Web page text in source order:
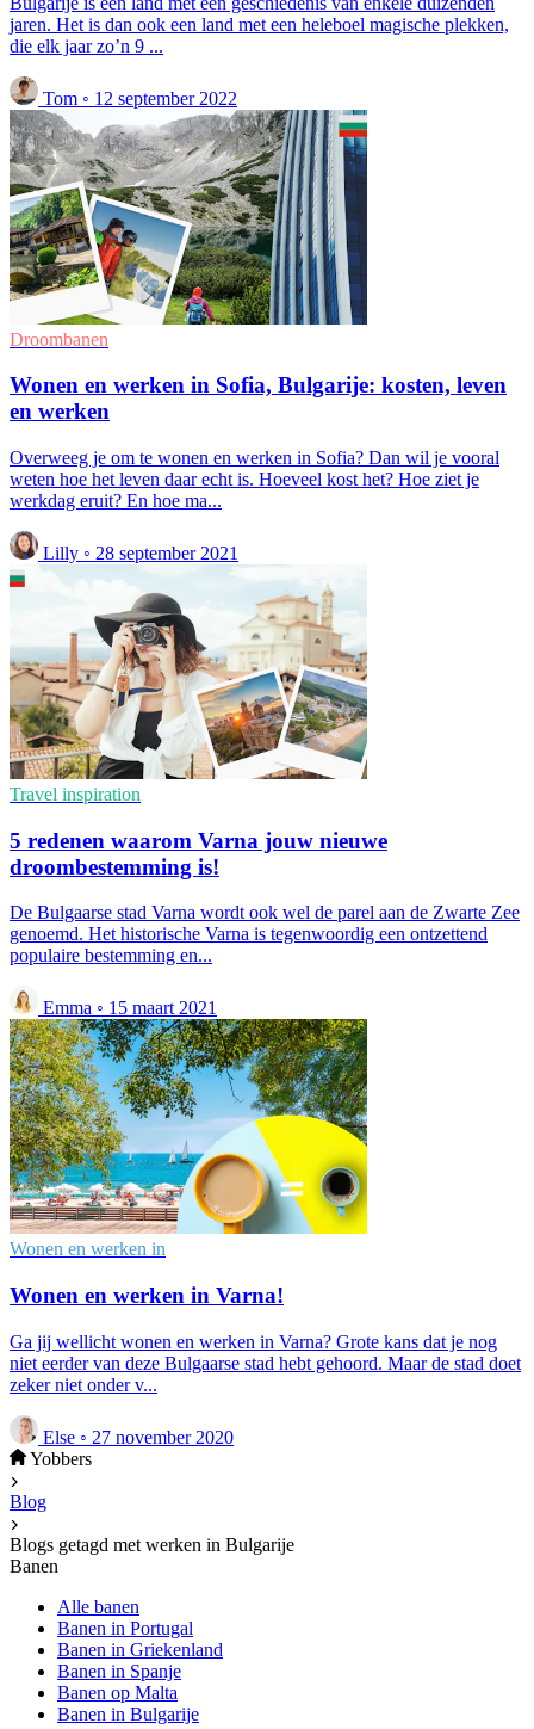
jaren. Het is dan ook een land met een heleboel magische plekken,
die elk jaar zo’n 9 ...
Tom ◦ 12 september 2022
Droombanen
Wonen en werken in Sofia, Bulgarije: kosten, leven
en werken
Overweeg je om te wonen en werken in Sofia? Dan wil je vooral
weten hoe het leven daar echt is. Hoeveel kost het? Hoe ziet je
werkdag eruit? En hoe ma...
Lilly ◦ 28 september 2021
Travel inspiration
5 redenen waarom Varna jouw nieuwe
droombestemming is!
De Bulgaarse stad Varna wordt ook wel de parel aan de Zwarte Zee
genoemd. Het historische Varna is tegenwoordig een ontzettend
populaire bestemming en...
Emma ◦ 15 maart 2021
Wonen en werken in
Wonen en werken in Varna!
Ga jij wellicht wonen en werken in Varna? Grote kans dat je nog
niet eerder van deze Bulgaarse stad hebt gehoord. Maar de stad doet
zeker niet onder v...
Else ◦ 27 november 2020
Yobbers
Blog
Blogs getagd met werken in Bulgarije
Banen
Alle banen
Banen in Portugal
Banen in Griekenland
Banen in Spanje
Banen op Malta
Banen in Bulgarije